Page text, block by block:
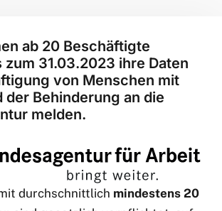
ab 20 Beschäftigte
zum 31.03.2023 ihre Daten
von Menschen mit
der Behinderung an die
melden.
durchschnittlich mindestens 20